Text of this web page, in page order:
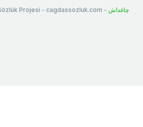
Projesi - cagdassozluk.com - چاغداش